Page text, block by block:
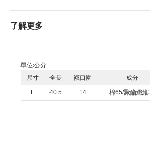
了解更多
單位:公分
尺寸
全長 襪口圍 成分
F 40.5 14 棉65/聚酯纖維